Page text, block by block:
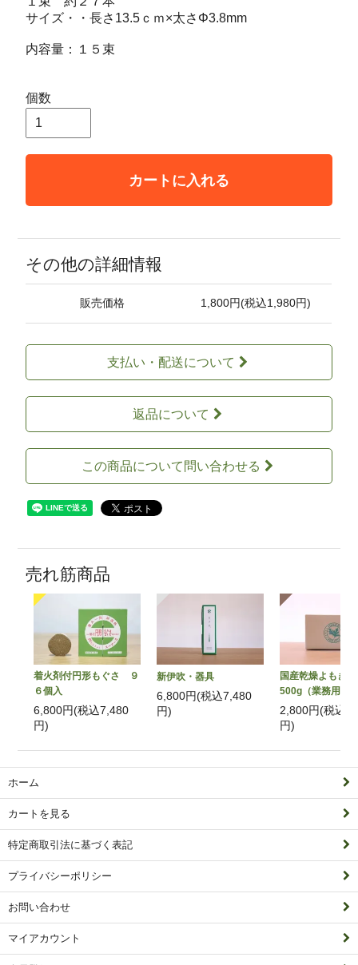
サイズ・・長さ13.5ｃｍ×太さΦ3.8mm
内容量：１５束
個数
カートに入れる
その他の詳細情報
販売価格 1,800円(税込1,980円)
支払い・配送について
返品について
この商品について問い合わせる
売れ筋商品
着火剤付円形もぐさ ９
６個入
6,800円(税込7,480
円)
新伊吹・器具
6,800円(税込7,480
円)
国産乾燥よもぎ
500g（業務用）
2,800円(税込
円)
ホーム
カートを見る
特定商取引法に基づく表記
プライバシーポリシー
お問い合わせ
マイアカウント